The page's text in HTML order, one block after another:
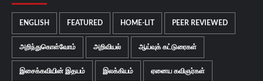
ENGLISH FEATURED HOME-LIT PEER REVIEWED
அறிந்துகொள்வோம் அறிவியல் ஆய்வுக் கட்டுரைகள்
இசைக்கவியின் இதயம் இலக்கியம் ஏனைய கவிஞர்கள்